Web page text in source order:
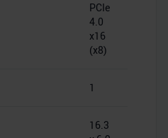
PCIe
4.0
x16
(x8)
1
16.3